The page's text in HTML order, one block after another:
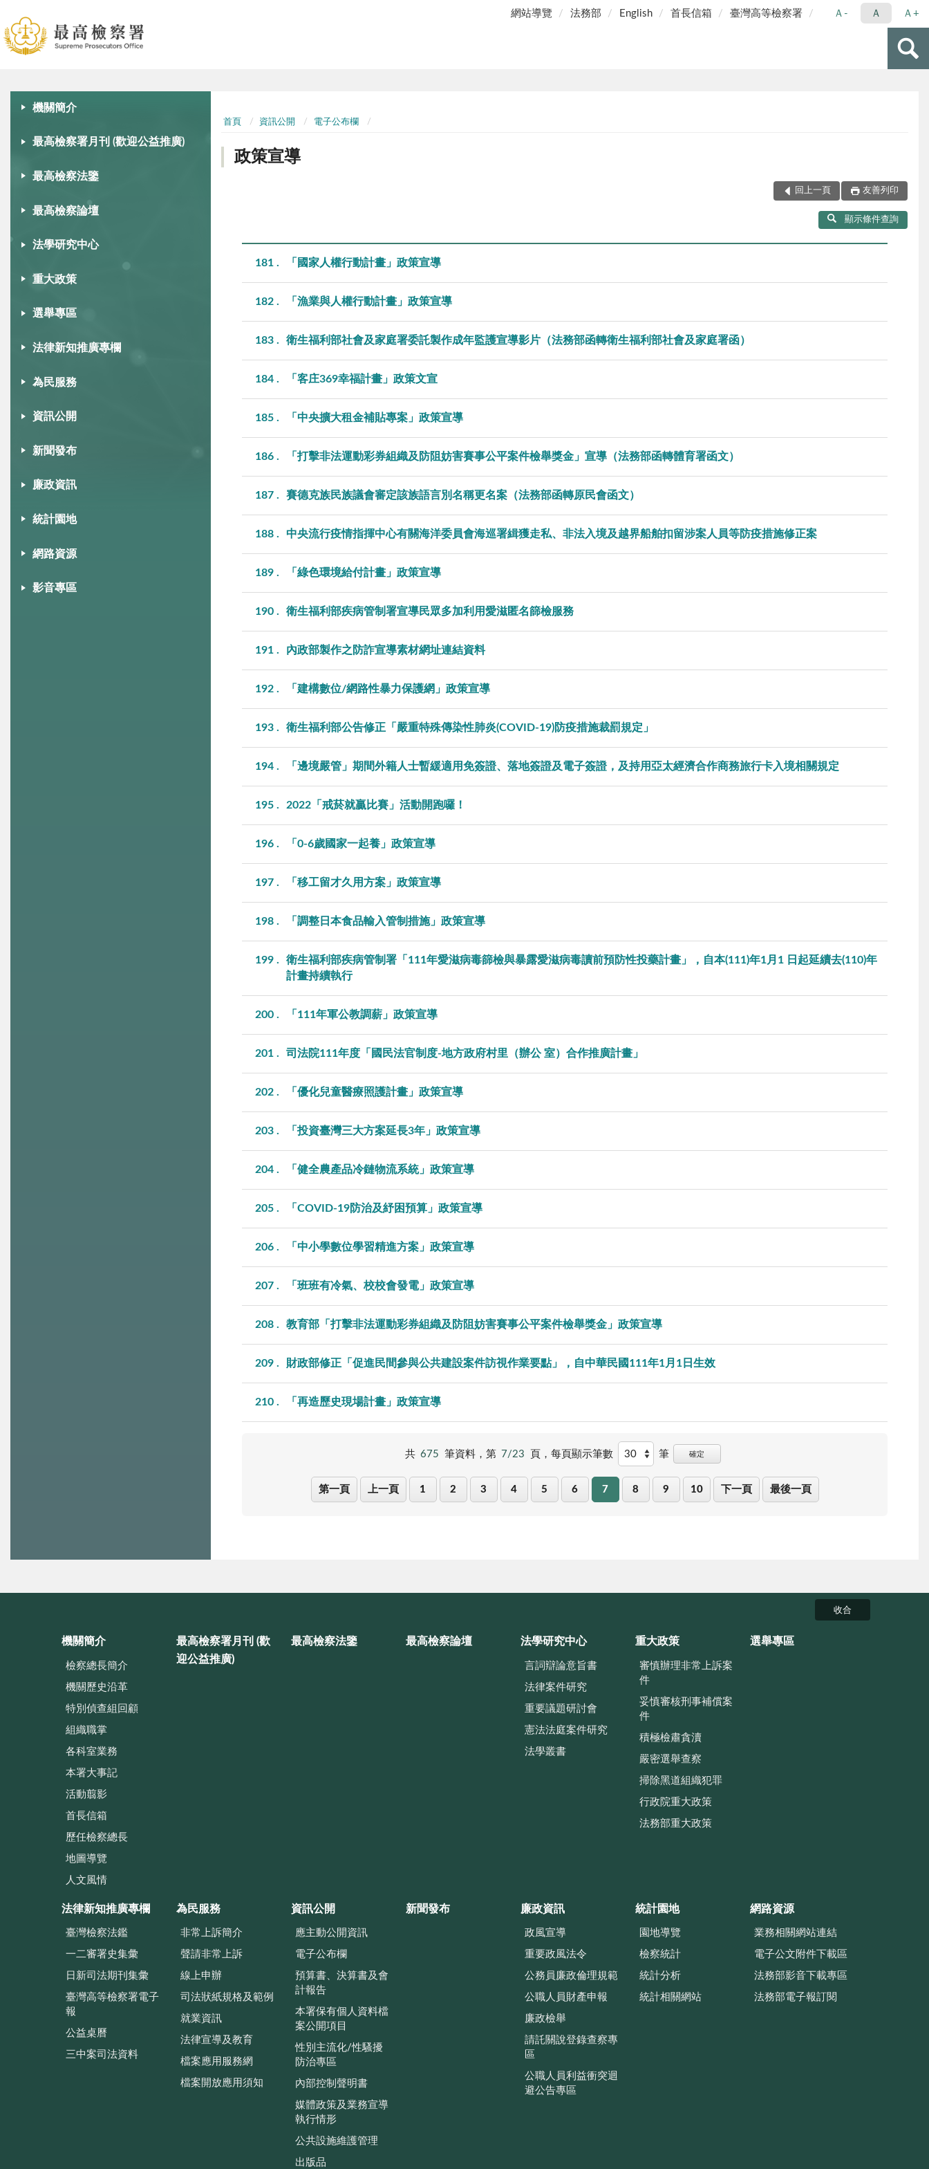
網站導覽 法務部 English 首長信箱 臺灣高等檢察署 Ａ- Ａ Ａ+
機關簡介
最高檢察署月刊 (歡迎公益推廣)
最高檢察法鑒
最高檢察論壇
法學研究中心
重大政策
選舉專區
法律新知推廣專欄
為民服務
資訊公開
新聞發布
廉政資訊
統計園地
網路資源
影音專區
首頁 資訊公開 電子公布欄
政策宣導
回上一頁 友善列印
顯示條件查詢
181 「國家人權行動計畫」政策宣導
182 「漁業與人權行動計畫」政策宣導
183 衛生福利部社會及家庭署委託製作成年監護宣導影片（法務部函轉衛生福利部社會及家庭署函）
184 「客庄369幸福計畫」政策文宣
185 「中央擴大租金補貼專案」政策宣導
186 「打擊非法運動彩券組織及防阻妨害賽事公平案件檢舉獎金」宣導（法務部函轉體育署函文）
187 賽德克族民族議會審定該族語言別名稱更名案（法務部函轉原民會函文）
188 中央流行疫情指揮中心有關海洋委員會海巡署緝獲走私、非法入境及越界船舶扣留涉案人員等防疫措施修正案
189 「綠色環境給付計畫」政策宣導
190 衛生福利部疾病管制署宣導民眾多加利用愛滋匿名篩檢服務
191 內政部製作之防詐宣導素材網址連結資料
192 「建構數位/網路性暴力保護網」政策宣導
193 衛生福利部公告修正「嚴重特殊傳染性肺炎(COVID-19)防疫措施裁罰規定」
194 「邊境嚴管」期間外籍人士暫緩適用免簽證、落地簽證及電子簽證，及持用亞太經濟合作商務旅行卡入境相關規定
195 2022「戒菸就贏比賽」活動開跑囉！
196 「0-6歲國家一起養」政策宣導
197 「移工留才久用方案」政策宣導
198 「調整日本食品輸入管制措施」政策宣導
199
衛生福利部疾病管制署「111年愛滋病毒篩檢與暴露愛滋病毒讀前預防性投藥計畫」，自本(111)年1月1 日起延續去(110)年
計畫持續執行
200 「111年軍公教調薪」政策宣導
201 司法院111年度「國民法官制度-地方政府村里（辦公 室）合作推廣計畫」
202 「優化兒童醫療照護計畫」政策宣導
203 「投資臺灣三大方案延長3年」政策宣導
204 「健全農產品冷鏈物流系統」政策宣導
205 「COVID-19防治及紓困預算」政策宣導
206 「中小學數位學習精進方案」政策宣導
207 「班班有冷氣、校校會發電」政策宣導
208 教育部「打擊非法運動彩券組織及防阻妨害賽事公平案件檢舉獎金」政策宣導
209 財政部修正「促進民間參與公共建設案件訪視作業要點」，自中華民國111年1月1日生效
210 「再造歷史現場計畫」政策宣導
共 675 筆資料，第 7/23 頁， 每頁顯示筆數 筆 確定
第一頁 上一頁 1 2 3 4 5 6 7 8 9 10 下一頁 最後一頁
收合
機關簡介
檢察總長簡介
機關歷史沿革
特別偵查組回顧
組織職掌
各科室業務
本署大事記
活動翦影
首長信箱
歷任檢察總長
地圖導覽
人文風情
最高檢察署月刊 (歡
迎公益推廣)
最高檢察法鑒 最高檢察論壇 法學研究中心
言詞辯論意旨書
法律案件研究
重要議題研討會
憲法法庭案件研究
法學叢書
重大政策
審慎辦理非常上訴案
件
妥慎審核刑事補償案
件
積極檢肅貪瀆
嚴密選舉查察
掃除黑道組織犯罪
行政院重大政策
法務部重大政策
選舉專區
法律新知推廣專欄
臺灣檢察法鑑
一二審署史集彙
日新司法期刊集彙
臺灣高等檢察署電子
報
公益桌曆
三中案司法資料
為民服務
非常上訴簡介
聲請非常上訴
線上申辦
司法狀紙規格及範例
就業資訊
法律宣導及教育
檔案應用服務網
檔案開放應用須知
資訊公開
應主動公開資訊
電子公布欄
預算書、決算書及會
計報告
本署保有個人資料檔
案公開項目
性別主流化/性騷擾
防治專區
內部控制聲明書
媒體政策及業務宣導
執行情形
公共設施維護管理
出版品
新聞發布 廉政資訊
政風宣導
重要政風法令
公務員廉政倫理規範
公職人員財產申報
廉政檢舉
請託關說登錄查察專
區
公職人員利益衝突迴
避公告專區
統計園地
園地導覽
檢察統計
統計分析
統計相關網站
網路資源
業務相關網站連結
電子公文附件下載區
法務部影音下載專區
法務部電子報訂閱